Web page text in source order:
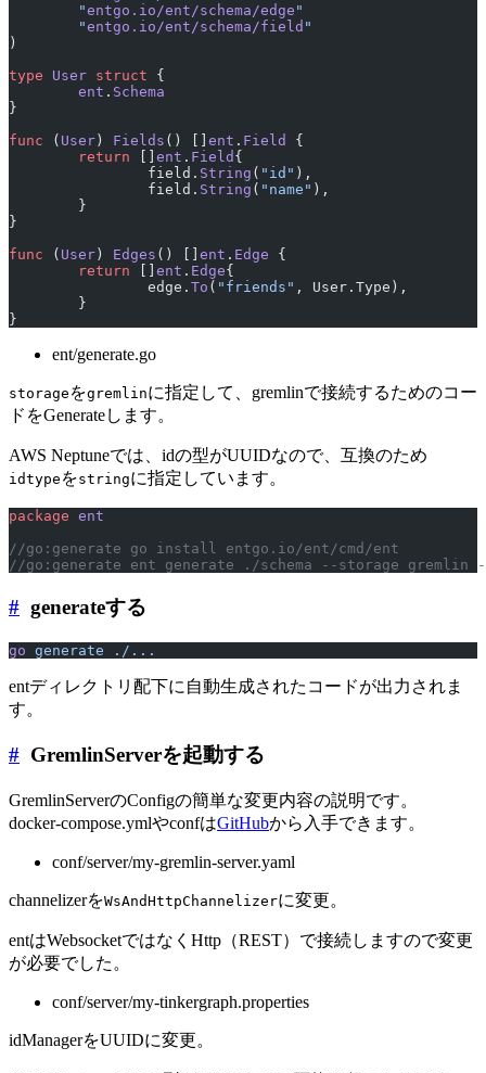
	"
entgo.io/ent/schema/edge "
	"
entgo.io/ent/schema/field "
)
type User struct {
	ent
. Schema
}
func ( User ) Fields () [] ent . Field
{
	return
ent . Field {
		field.
String ( "id" ),
		field.
String ( "name" ),
	}
}
func ( User ) Edges () [] ent . Edge {
	return
ent . Edge{
		edge.
To ( "friends" , User.Type),
	}
}
ent/generate.go
storage をgremlinに指定して、gremlinで接続するためのコー
ドをGenerateします。
AWS Neptuneでは、idの型がUUIDなので、互換のため
idtype をstringに指定しています。
package ent
//go:generate go install entgo.io/ent/cmd/ent
//go:generate ent generate ./schema --storage
# generateする
go generate ./...
entディレクトリ配下に自動生成されたコードが出力されま
す。
# GremlinServerを起動する
GremlinServerのConfigの簡単な変更内容の説明です。
docker-compose.ymlやconfはGitHubから入手できます。
conf/server/my-gremlin-server.yaml
channelizerをWsAndHttpChannelizerに変更。
entはWebsocketではなくHttp（REST）で接続しますので変更
が必要でした。
conf/server/my-tinkergraph.properties
idManagerをUUIDに変更。